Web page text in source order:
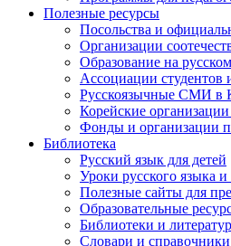
Полезные ресурсы
Посольства и
Организации
Образование на
Ассоциации студентов
Русскоязычные СМИ в
Корейские
Фонды и организации
Библиотека
Русский язык для детей
Уроки русского языка
Полезные сайты для
Образовательные
Библиотеки и
Словари и справочники